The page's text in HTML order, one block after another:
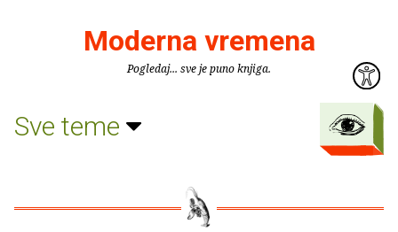
Moderna vremena
Pogledaj... sve je puno knjiga.
Sve teme